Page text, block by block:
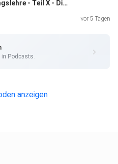
Biblische Entrückungslehre - Teil X - Die Hinwegnahme dessen, was noch aufhält | Norbert Lieth
vor 5 Tagen
Podcasts.
anzeigen